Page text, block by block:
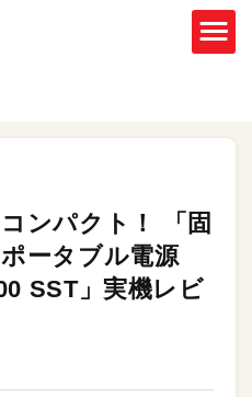
ンパクト！ 「固
ータブル電源
SST」実機レビ